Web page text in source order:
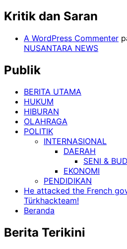
Kritik dan Saran
A WordPress Commenter
NUSANTARA NEWS
Publik
BERITA UTAMA
HUKUM
HIBURAN
OLAHRAGA
POLITIK
INTERNASIONAL
DAERAH
SENI &
EKONOMI
PENDIDIKAN
He attacked the French
Türkhackteam!
Beranda
Berita Terikini